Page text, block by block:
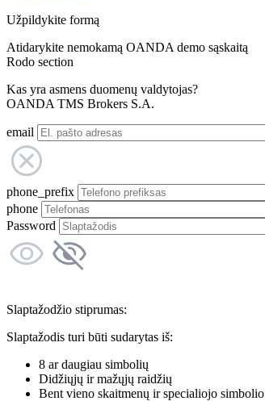
Užpildykite formą
Atidarykite nemokamą OANDA demo sąskaitą
Rodo section
Kas yra asmens duomenų valdytojas?
OANDA TMS Brokers S.A.
email
phone_prefix
phone
Password
Slaptažodžio stiprumas:
Slaptažodis turi būti sudarytas iš:
8 ar daugiau simbolių
Didžiųjų ir mažųjų raidžių
Bent vieno skaitmenų ir specialiojo simbolio